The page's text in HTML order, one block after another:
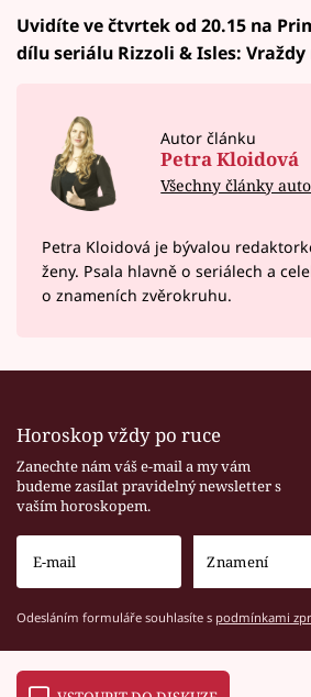
Uvidíte ve čtvrtek od 20.15 na
dílu seriálu Rizzoli & Isles:
Autor článku
Petra Kloidová
Všechny články
Petra Kloidová je bývalou
ženy. Psala hlavně o seriálech a
o znameních zvěrokruhu.
Horoskop vždy po ruce
Zanechte nám váš e-mail a my vám
budeme zasílat pravidelný newsletter s
vaším horoskopem.
Odesláním formuláře souhlasíte s podmínkami